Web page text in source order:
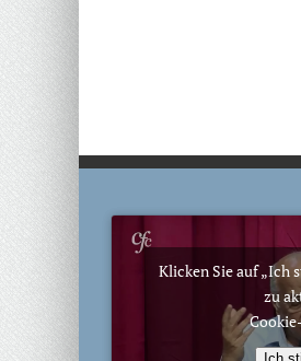
Klicken Sie auf „Ich
zu